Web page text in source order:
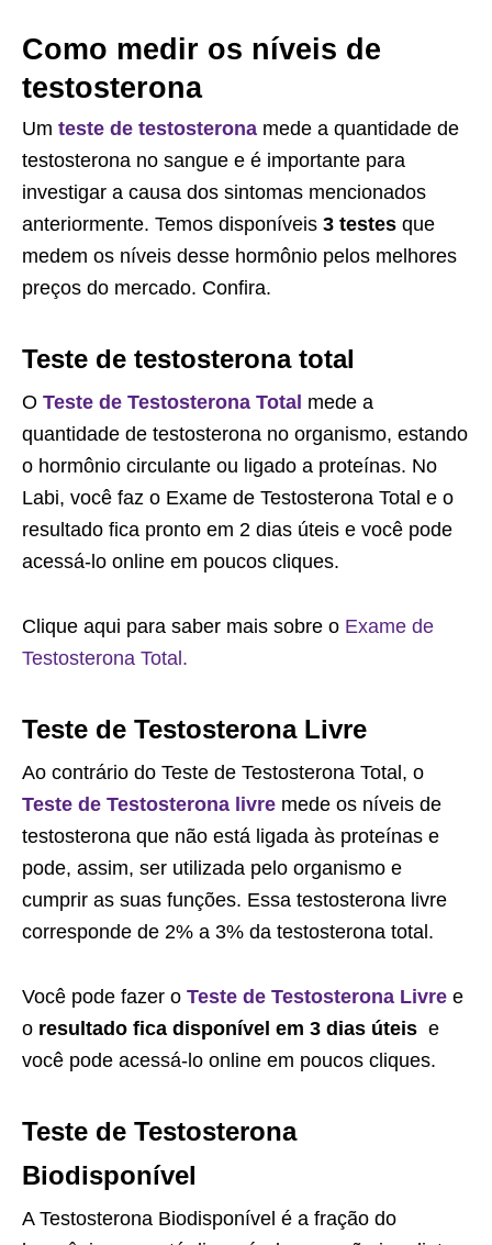
Como medir os níveis de
testosterona
Um teste de testosterona mede a quantidade de
testosterona no sangue e é importante para
investigar a causa dos sintomas mencionados
anteriormente. Temos disponíveis 3 testes que
medem os níveis desse hormônio pelos melhores
preços do mercado. Confira.
Teste de testosterona total
O Teste de Testosterona Total mede a
quantidade de testosterona no organismo, estando
o hormônio circulante ou ligado a proteínas. No
Labi, você faz o Exame de Testosterona Total e o
resultado fica pronto em 2 dias úteis e você pode
acessá-lo online em poucos cliques.
Clique aqui para saber mais sobre o Exame de
Testosterona Total.
Teste de Testosterona Livre
Ao contrário do Teste de Testosterona Total, o
Teste de Testosterona livre mede os níveis de
testosterona que não está ligada às proteínas e
pode, assim, ser utilizada pelo organismo e
cumprir as suas funções. Essa testosterona livre
corresponde de 2% a 3% da testosterona total.
Você pode fazer o Teste de Testosterona Livre e
o resultado fica disponível em 3 dias úteis e
você pode acessá-lo online em poucos cliques.
Teste de Testosterona
Biodisponível
A Testosterona Biodisponível é a fração do